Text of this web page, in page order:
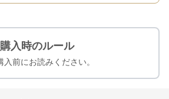
購入時のルール
入前にお読みください。